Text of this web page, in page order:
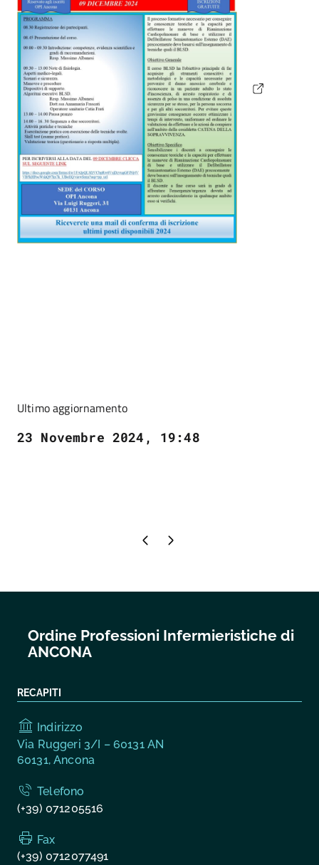
Ultimo aggiornamento
23 Novembre 2024, 19:48
Pagina precedente
Pagina successiva
Ordine Professioni Infermieristiche di
ANCONA
RECAPITI
Indirizzo
Via Ruggeri 3/I – 60131 AN
60131, Ancona
Telefono
(+39) 071205516
Fax
(+39) 0712077491